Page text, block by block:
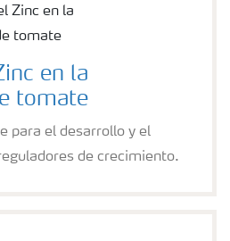
en la
tomate
para el desarrollo y el
de crecimiento.